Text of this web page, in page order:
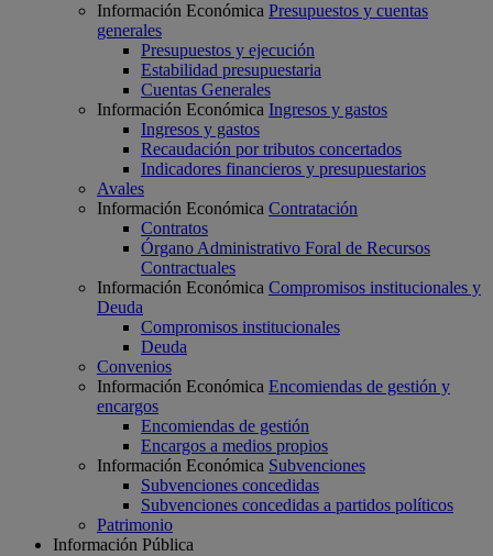
Información Económica Presupuestos y cuentas
generales
Presupuestos y ejecución
Estabilidad presupuestaria
Cuentas Generales
Información Económica Ingresos y gastos
Ingresos y gastos
Recaudación por tributos concertados
Indicadores financieros y presupuestarios
Avales
Información Económica Contratación
Contratos
Órgano Administrativo Foral de Recursos
Contractuales
Información Económica Compromisos institucionales y
Deuda
Compromisos institucionales
Deuda
Convenios
Información Económica Encomiendas de gestión y
encargos
Encomiendas de gestión
Encargos a medios propios
Información Económica Subvenciones
Subvenciones concedidas
Subvenciones concedidas a partidos políticos
Patrimonio
Información Pública